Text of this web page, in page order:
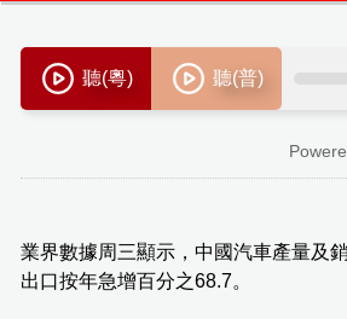
業界數據周三顯示，中國汽車產量及
出口按年急增百分之68.7。